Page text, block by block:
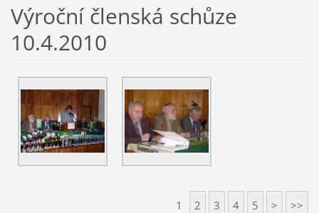
Výroční členská schůze
10.4.2010
1 2 3 4 5 > >>